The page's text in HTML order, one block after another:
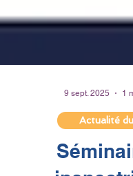
9 sept. 2025 1
Actualité